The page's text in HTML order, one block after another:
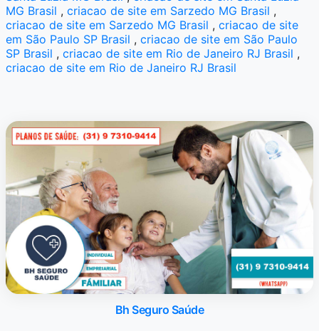
MG Brasil ,criacao de site em Sarzedo MG Brasil ,
criacao de site em Sarzedo MG Brasil ,criacao de site
em São Paulo SP Brasil ,criacao de site em São Paulo
SP Brasil ,criacao de site em Rio de Janeiro RJ Brasil ,
criacao de site em Rio de Janeiro RJ Brasil
Bh Seguro Saúde